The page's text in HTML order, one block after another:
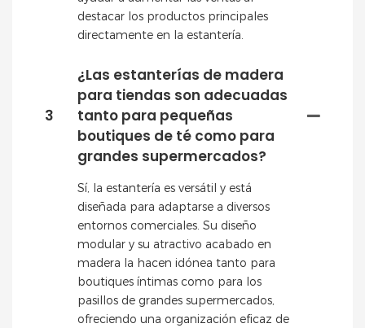
destacar los productos principales
directamente en la estantería.
3
¿Las estanterías de madera
para tiendas son adecuadas
tanto para pequeñas
boutiques de té como para
grandes supermercados?
Sí, la estantería es versátil y está
diseñada para adaptarse a diversos
entornos comerciales. Su diseño
modular y su atractivo acabado en
madera la hacen idónea tanto para
boutiques íntimas como para los
pasillos de grandes supermercados,
ofreciendo una organización eficaz de